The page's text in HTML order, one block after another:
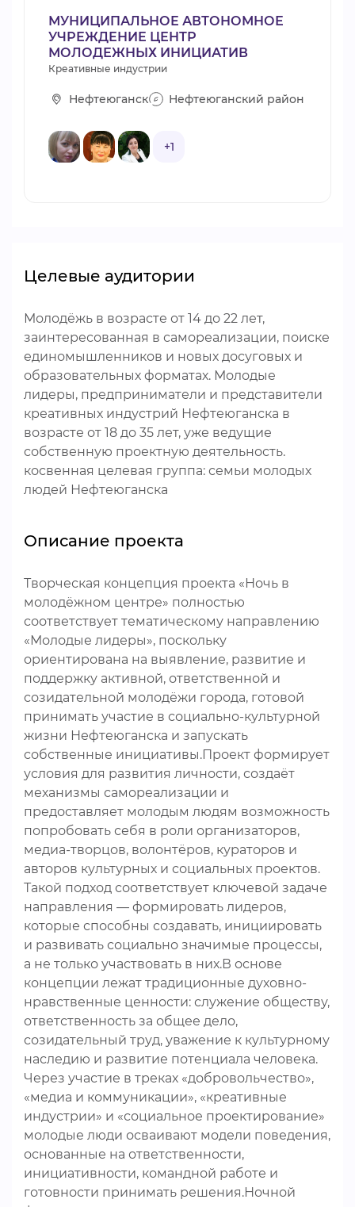
МУНИЦИПАЛЬНОЕ АВТОНОМНОЕ
УЧРЕЖДЕНИЕ ЦЕНТР
МОЛОДЕЖНЫХ ИНИЦИАТИВ
Креативные индустрии
Нефтеюганск Нефтеюганский район
+1
Целевые аудитории
Молодёжь в возрасте от 14 до 22 лет,
заинтересованная в самореализации, поиске
единомышленников и новых досуговых и
образовательных форматах. Молодые
лидеры, предприниматели и представители
креативных индустрий Нефтеюганска в
возрасте от 18 до 35 лет, уже ведущие
собственную проектную деятельность.
косвенная целевая группа: семьи молодых
людей Нефтеюганска
Описание проекта
Творческая концепция проекта «Ночь в
молодёжном центре» полностью
соответствует тематическому направлению
«Молодые лидеры», поскольку
ориентирована на выявление, развитие и
поддержку активной, ответственной и
созидательной молодёжи города, готовой
принимать участие в социально-культурной
жизни Нефтеюганска и запускать
собственные инициативы.Проект формирует
условия для развития личности, создаёт
механизмы самореализации и
предоставляет молодым людям возможность
попробовать себя в роли организаторов,
медиа-творцов, волонтёров, кураторов и
авторов культурных и социальных проектов.
Такой подход соответствует ключевой задаче
направления — формировать лидеров,
которые способны создавать, инициировать
и развивать социально значимые процессы,
а не только участвовать в них.В основе
концепции лежат традиционные духовно-
нравственные ценности: служение обществу,
ответственность за общее дело,
созидательный труд, уважение к культурному
наследию и развитие потенциала человека.
Через участие в треках «добровольчество»,
«медиа и коммуникации», «креативные
индустрии» и «социальное проектирование»
молодые люди осваивают модели поведения,
основанные на ответственности,
инициативности, командной работе и
готовности принимать решения.Ночной